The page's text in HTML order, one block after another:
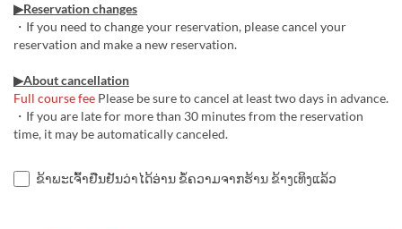
▶Reservation changes
・If you need to change your reservation, please cancel your
reservation and make a new reservation.
▶About cancellation
Full course fee Please be sure to cancel at least two days in advance.
・If you are late for more than 30 minutes from the reservation
time, it may be automatically canceled.
ຂ້າພະເຈົ້າຢືນຢັນວ່າໄດ້ອ່ານ ຂໍ້ຄວາມຈາກຮ້ານ ຂ້າງເທິງແລ້ວ